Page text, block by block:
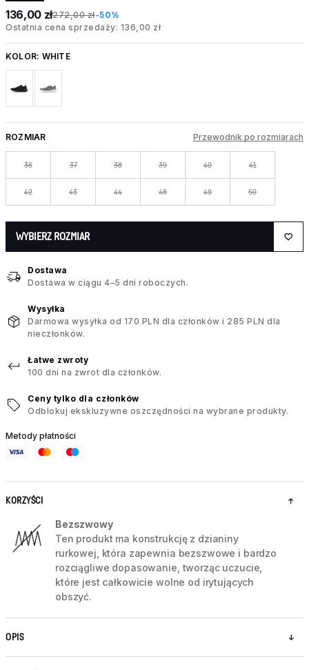
136,00 zł272,00 zł-50%
Ostatnia cena sprzedaży: 136,00 zł
KOLOR: WHITE
ROZMIAR Przewodnik po rozmiarach
36 37 38 39 40 41
42 43 44 48 49 50
WYBIERZ ROZMIAR
Dostawa
Dostawa w ciągu 4–5 dni roboczych.
Wysyłka
Darmowa wysyłka od 170 PLN dla członków i 285 PLN dla
nieczłonków.
Łatwe zwroty
100 dni na zwrot dla członków.
Ceny tylko dla członków
Odblokuj ekskluzywne oszczędności na wybrane produkty.
Metody płatności
KORZYŚCI
Bezszwowy
Ten produkt ma konstrukcję z dzianiny
rurkowej, która zapewnia bezszwowe i bardzo
rozciągliwe dopasowanie, tworząc uczucie,
które jest całkowicie wolne od irytujących
obszyć.
OPIS